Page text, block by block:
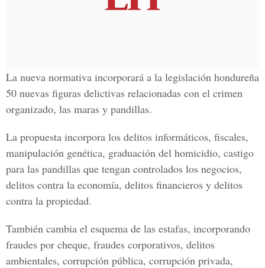
La nueva normativa incorporará a la legislación hondureña
50 nuevas figuras delictivas relacionadas con el crimen
organizado, las maras y pandillas.
La propuesta incorpora los delitos informáticos, fiscales,
manipulación genética, graduación del homicidio, castigo
para las pandillas que tengan controlados los negocios,
delitos contra la economía, delitos financieros y delitos
contra la propiedad.
También cambia el esquema de las estafas, incorporando
fraudes por cheque, fraudes corporativos, delitos
ambientales, corrupción pública, corrupción privada,